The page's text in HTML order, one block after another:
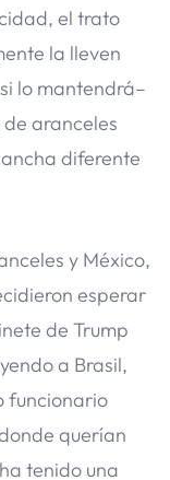
el trato
la lleven
lo mantendrá–
aranceles
diferente
y México,
esperar
de Trump
a Brasil,
funcionario
querían
tenido una